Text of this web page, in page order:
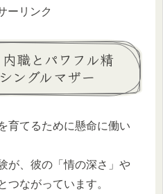
ーリンク
職とパワフル精
ングルマザー
育てるために懸命に働い
が、彼の「情の深さ」や
つながっています。